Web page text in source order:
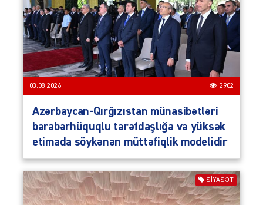
03.08.2026 2902
Azərbaycan-Qırğızıstan münasibətləri
bərabərhüquqlu tərəfdaşlığa və yüksək
etimada söykənən müttəfiqlik modelidir
SIYASƏT